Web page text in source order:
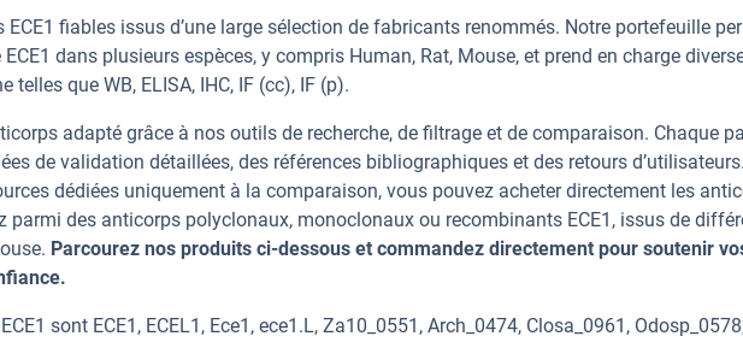
ECE1 fiables issus d’une large sélection de fabricants renommés. Notre portefeuille
dans plusieurs espèces, y compris Human, Rat, Mouse, et prend en charge
telles que WB, ELISA, IHC, IF (cc), IF (p).
adapté grâce à nos outils de recherche, de filtrage et de comparaison. Chaque
de validation détaillées, des références bibliographiques et des retours d’utilisateurs.
dédiées uniquement à la comparaison, vous pouvez acheter directement les
parmi des anticorps polyclonaux, monoclonaux ou recombinants ECE1, issus de
Parcourez nos produits ci-dessous et commandez directement pour soutenir
sont ECE1, ECEL1, Ece1, ece1.L, Za10_0551, Arch_0474, Closa_0961,